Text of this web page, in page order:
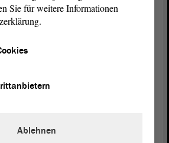
Erosionsgefährdung beitragen. Zur
des Wasserspeichervermögens der
zu entwickeln.
die Ursachenanalysen zu verstärken, um
Sie für weitere Informationen
Ablehnen